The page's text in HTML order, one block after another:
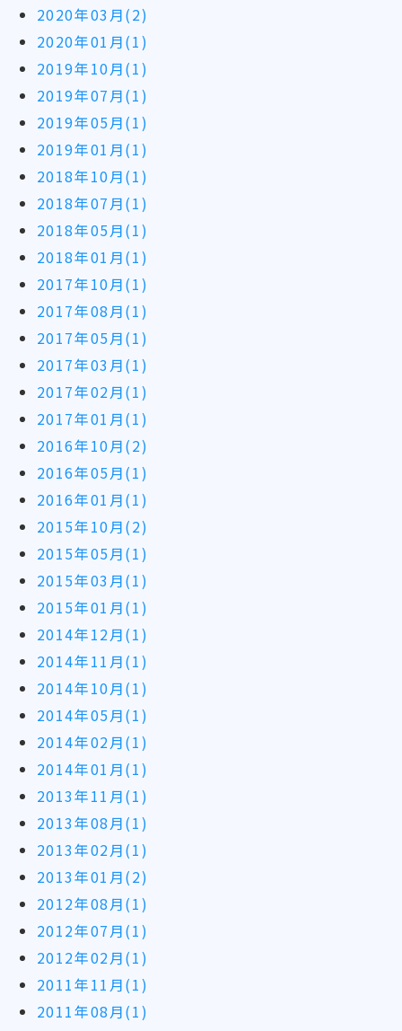
2020年03月(2)
2020年01月(1)
2019年10月(1)
2019年07月(1)
2019年05月(1)
2019年01月(1)
2018年10月(1)
2018年07月(1)
2018年05月(1)
2018年01月(1)
2017年10月(1)
2017年08月(1)
2017年05月(1)
2017年03月(1)
2017年02月(1)
2017年01月(1)
2016年10月(2)
2016年05月(1)
2016年01月(1)
2015年10月(2)
2015年05月(1)
2015年03月(1)
2015年01月(1)
2014年12月(1)
2014年11月(1)
2014年10月(1)
2014年05月(1)
2014年02月(1)
2014年01月(1)
2013年11月(1)
2013年08月(1)
2013年02月(1)
2013年01月(2)
2012年08月(1)
2012年07月(1)
2012年02月(1)
2011年11月(1)
2011年08月(1)